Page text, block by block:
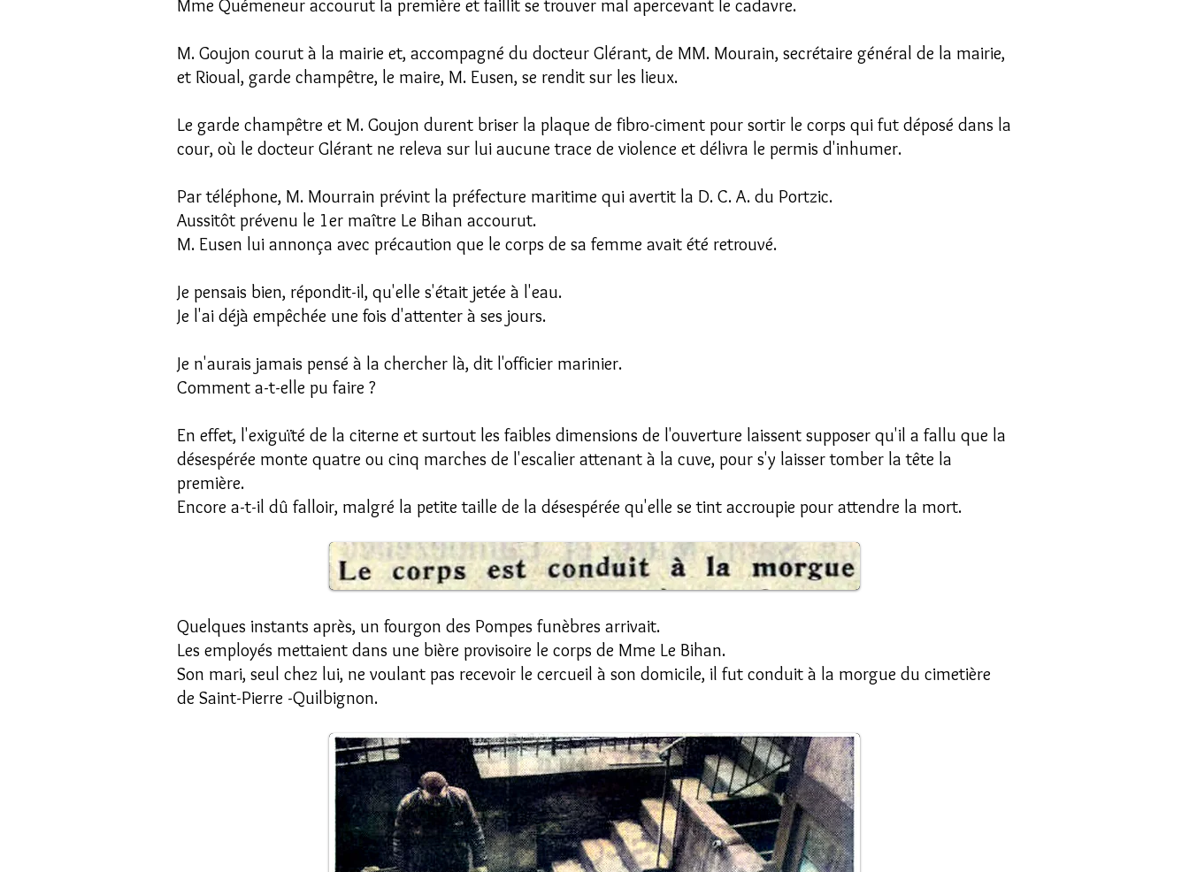
Mme Quémeneur accourut la première et faillit se trouver mal apercevant le cadavre.
M. Goujon courut à la mairie et, accompagné du docteur Glérant, de MM. Mourain, secrétaire général de la mairie,
et Rioual, garde champêtre, le maire, M. Eusen, se rendit sur les lieux.
Le garde champêtre et M. Goujon durent briser la plaque de fibro-ciment pour sortir le corps qui fut déposé dans la
cour, où le docteur Glérant ne releva sur lui aucune trace de violence et délivra le permis d'inhumer.
Par téléphone, M. Mourrain prévint la préfecture maritime qui avertit la D. C. A. du Portzic.
Aussitôt prévenu le 1er maître Le Bihan accourut.
M. Eusen lui annonça avec précaution que le corps de sa femme avait été retrouvé.
Je pensais bien, répondit-il, qu'elle s'était jetée à l'eau.
Je l'ai déjà empêchée une fois d'attenter à ses jours.
Je n'aurais jamais pensé à la chercher là, dit l'officier marinier.
Comment a-t-elle pu faire ?
En effet, l'exiguïté de la citerne et surtout les faibles dimensions de l'ouverture laissent supposer qu'il a fallu que la
désespérée monte quatre ou cinq marches de l'escalier attenant à la cuve, pour s'y laisser tomber la tête la
première.
Encore a-t-il dû falloir, malgré la petite taille de la désespérée qu'elle se tint accroupie pour attendre la mort.
Quelques instants après, un fourgon des Pompes funèbres arrivait.
Les employés mettaient dans une bière provisoire le corps de Mme Le Bihan.
Son mari, seul chez lui, ne voulant pas recevoir le cercueil à son domicile, il fut conduit à la morgue du cimetière
de Saint-Pierre -Quilbignon.